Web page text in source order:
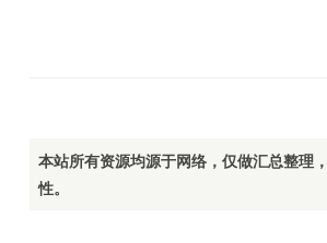
本站所有资源均源于网络，仅做汇总整理
性。